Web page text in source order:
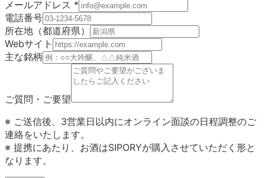
メールアドレス *
電話番号
所在地（都道府県）
Webサイト
主な銘柄
ご質問・ご要望
※ ご送信後、3営業日以内にオンライン面談の日程調整のご
連絡をいたします。
※ 提携にあたり、お酒はSIPORYが購入させていただく形と
なります。